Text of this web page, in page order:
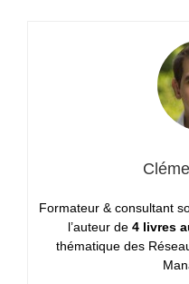
Formateur & consultant
l’auteur de 4 livres
thématique des